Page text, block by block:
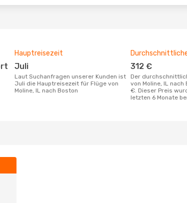
Hauptreisezeit
Juli
Laut Suchanfragen unserer Kunden ist
Juli die Hauptreisezeit für Flüge von
Moline, IL nach Boston
312 €
Der durchschnittliche Preis für Flüge
von Moline, IL nach
€. Dieser Preis
letzten 6 Monate